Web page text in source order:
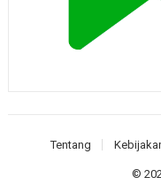
Tentang
©